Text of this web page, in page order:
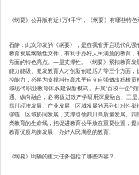
《纲要》公开版有近1万4千字，《纲要》有哪些特色
石静：此次印发的《纲要》，是在我省开启现代化
教育发展纲领性文件，有利于办好人民满意的教育
方面的特色亮点。一是支撑性。《纲要》紧扣教育
能力能级、激发教育人才创新创造活力等三个方面
控能力，必将为支撑科技高水平自立自强做出积极
域现代职业教育体系建设新模式、开展“百校千企”
通、纵向融合，必将促进政产学研用深度融合。三
四川经济发展、产业发展、区域发展的系列针对性
强链、区域协同发展，支撑引领四川高质量发展。
类教育的生命线，把促进教育公平放在重要位置，
教育优质均衡发展，办好人民满意的教育。
《纲要》明确的重大任务包括了哪些内容？